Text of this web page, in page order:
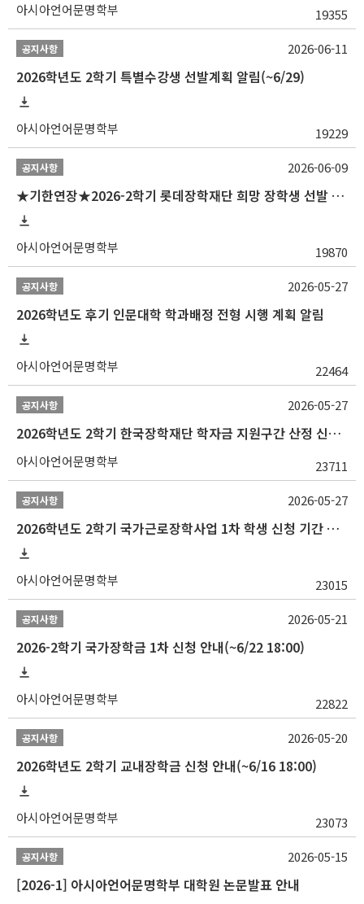
아시아언어문명학부 19355
공지사항
2026학년도 2학기 특별수강생 선발계획 알림(~6/29)
아시아언어문명학부 19229
2026-06-11
공지사항
★기한연장★2026-2학기 롯데장학재단 희망 장학생 선발 안내(~6/15
아시아언어문명학부 19870
2026-06-09
공지사항
2026학년도 후기 인문대학 학과배정 전형 시행 계획 알림
아시아언어문명학부 22464
2026-05-27
공지사항
2026학년도 2학기 한국장학재단 학자금 지원구간 산정 신청 안내
아시아언어문명학부 23711
2026-05-27
공지사항
2026학년도 2학기 국가근로장학사업 1차 학생 신청 기간 안내
아시아언어문명학부 23015
2026-05-27
공지사항
2026-2학기 국가장학금 1차 신청 안내(~6/22 18:00)
아시아언어문명학부 22822
2026-05-21
공지사항
2026학년도 2학기 교내장학금 신청 안내(~6/16 18:00)
아시아언어문명학부 23073
2026-05-20
공지사항
[2026-1] 아시아언어문명학부 대학원 논문발표 안내
2026-05-15